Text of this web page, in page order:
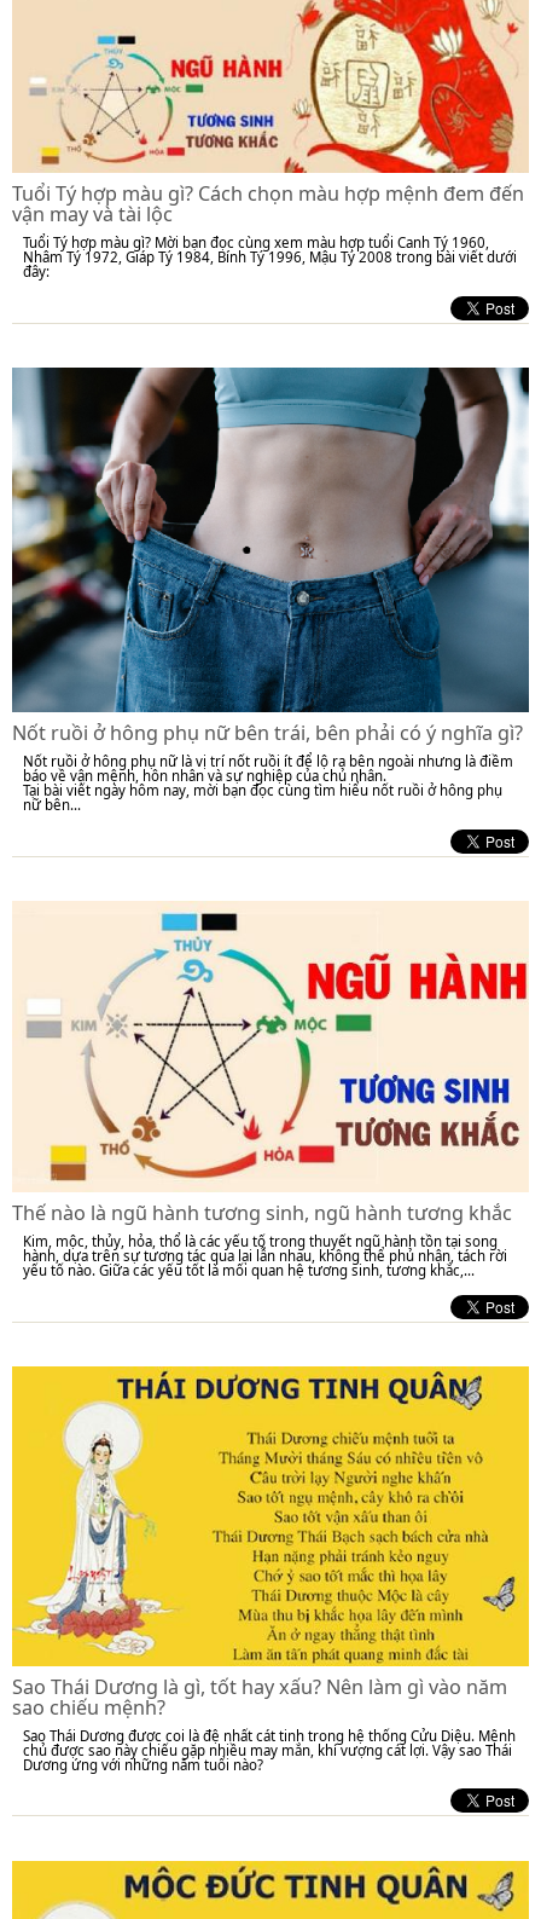
Tuổi Tý hợp màu gì? Cách chọn màu hợp mệnh đem đến
vận may và tài lộc
Tuổi Tý hợp màu gì? Mời bạn đọc cùng xem màu hợp tuổi Canh Tý 1960,
Nhâm Tý 1972, Giáp Tý 1984, Bính Tý 1996, Mậu Tý 2008 trong bài viết dưới
đây:
Nốt ruồi ở hông phụ nữ bên trái, bên phải có ý nghĩa gì?
Nốt ruồi ở hông phụ nữ là vị trí nốt ruồi ít để lộ ra bên ngoài nhưng là điềm
báo về vận mệnh, hôn nhân và sự nghiệp của chủ nhân.
Tại bài viết ngày hôm nay, mời bạn đọc cùng tìm hiểu nốt ruồi ở hông phụ
nữ bên...
Thế nào là ngũ hành tương sinh, ngũ hành tương khắc
Kim, mộc, thủy, hỏa, thổ là các yếu tố trong thuyết ngũ hành tồn tại song
hành, dựa trên sự tương tác qua lại lẫn nhau, không thể phủ nhận, tách rời
yếu tố nào. Giữa các yếu tốt là mối quan hệ tương sinh, tương khắc,...
Sao Thái Dương là gì, tốt hay xấu? Nên làm gì vào năm
sao chiếu mệnh?
Sao Thái Dương được coi là đệ nhất cát tinh trong hệ thống Cửu Diệu. Mệnh
chủ được sao này chiếu gặp nhiều may mắn, khí vượng cát lợi. Vậy sao Thái
Dương ứng với những năm tuổi nào?